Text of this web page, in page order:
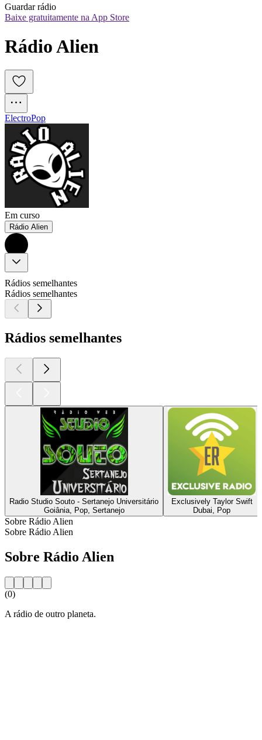
Guardar rádio
Baixe gratuitamente na App Store
Rádio Alien
ElectroPop
Em curso
Rádio Alien
Rádios semelhantes
Rádios semelhantes
Rádios semelhantes
Radio Studio Souto - Sertanejo Universitário
Goiânia, Pop, Sertanejo
Exclusively Taylor Swift
Dubai, Pop
Sobre Rádio Alien
Sobre Rádio Alien
Sobre Rádio Alien
(0)
A rádio de outro planeta.